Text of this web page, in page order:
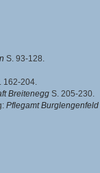
S. 93-128.
162-204.
Breitenegg S. 205-230.
: Pflegamt Burglengenfeld